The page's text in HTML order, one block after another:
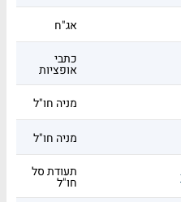
אג"ח
כתבי
אופציות
מניה חו"ל
מניה חו"ל
תעודת סל
חו"ל